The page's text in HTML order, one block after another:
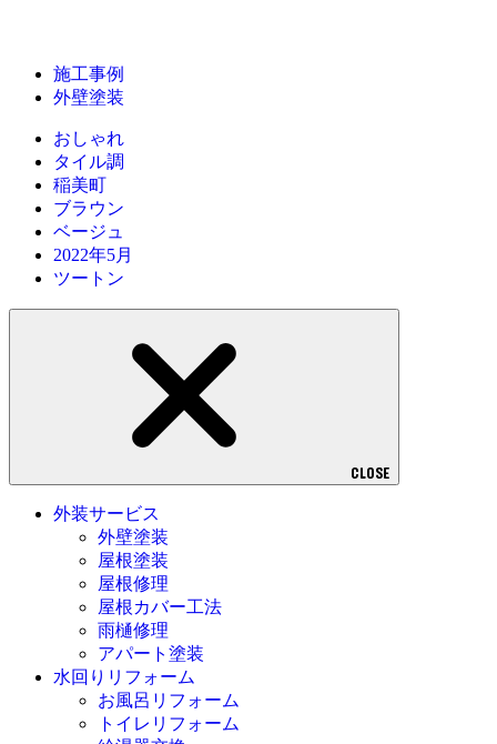
施工事例
外壁塗装
おしゃれ
タイル調
稲美町
ブラウン
ベージュ
2022年5月
ツートン
CLOSE
外装サービス
外壁塗装
屋根塗装
屋根修理
屋根カバー工法
雨樋修理
アパート塗装
水回りリフォーム
お風呂リフォーム
トイレリフォーム